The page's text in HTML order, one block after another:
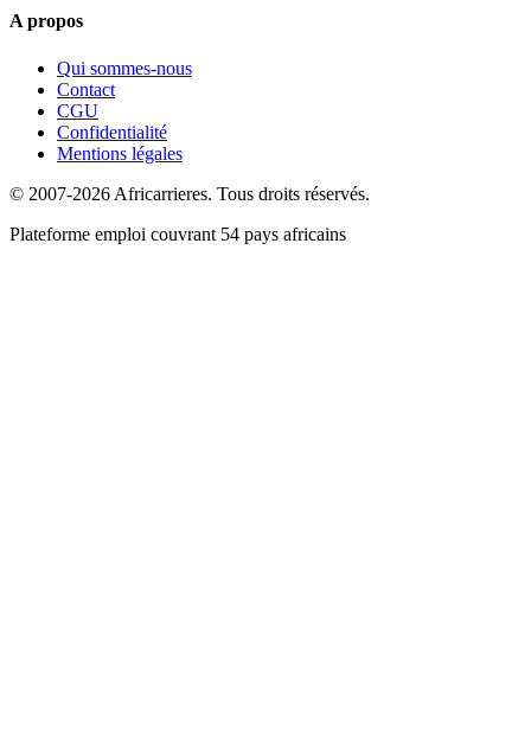
A propos
Qui sommes-nous
Contact
CGU
Confidentialité
Mentions légales
© 2007-2026 Africarrieres. Tous droits réservés.
Plateforme emploi couvrant 54 pays africains